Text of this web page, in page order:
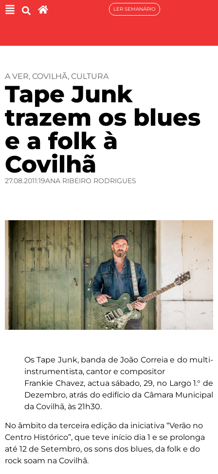
LER SEMANÁRIO
A VER, COVILHÃ, CULTURA
Tape Junk
trazem os blues
e a folk à
Covilhã
27.08.2011:19ANA RIBEIRO RODRIGUES
Os Tape Junk, banda de João Correia e do multi-
instrumentista, cantor e compositor
Frankie Chavez, actua sábado, 29, no Largo 1.° de
Dezembro, atrás do edifício da Câmara Municipal
da Covilhã, às 21h30.
No âmbito da terceira edição da iniciativa “Verão no
Centro Histórico”, que teve início dia 1 e se prolonga
até 12 de Setembro, os sons dos blues, da folk e do
rock soam na Covilhã.